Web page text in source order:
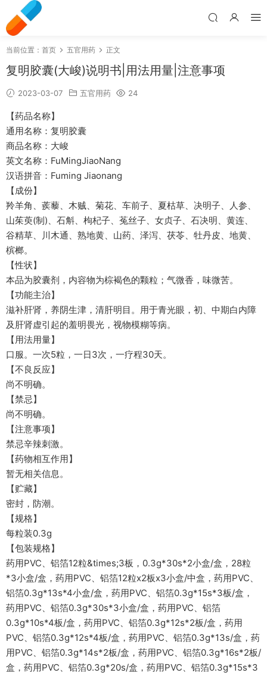
当前位置： 首页 五官用药 正文
复明胶囊(大峻)说明书|用法用量|注意事项
2023-03-07 五官用药 24
【药品名称】
通用名称：复明胶囊
商品名称：大峻
英文名称：FuMingJiaoNang
汉语拼音：Fuming Jiaonang
【成份】
羚羊角、蒺藜、木贼、菊花、车前子、夏枯草、决明子、人参、
山茱萸(制)、石斛、枸杞子、菟丝子、女贞子、石决明、黄连、
谷精草、川木通、熟地黄、山药、泽泻、茯苓、牡丹皮、地黄、
槟榔。
【性状】
本品为胶囊剂，内容物为棕褐色的颗粒；气微香，味微苦。
【功能主治】
滋补肝肾，养阴生津，清肝明目。用于青光眼，初、中期白内障
及肝肾虚引起的羞明畏光，视物模糊等病。
【用法用量】
口服。一次5粒，一日3次，一疗程30天。
【不良反应】
尚不明确。
【禁忌】
尚不明确。
【注意事项】
禁忌辛辣刺激。
【药物相互作用】
暂无相关信息。
【贮藏】
密封，防潮。
【规格】
每粒装0.3g
【包装规格】
药用PVC、铝箔12粒&times;3板，0.3g*30s*2小盒/盒，28粒
*3小盒/盒，药用PVC、铝箔12粒x2板x3小盒/中盒，药用PVC、
铝箔0.3g*13s*4小盒/盒，药用PVC、铝箔0.3g*15s*3板/盒，
药用PVC、铝箔0.3g*30s*3小盒/盒，药用PVC、铝箔
0.3g*10s*4板/盒，药用PVC、铝箔0.3g*12s*2板/盒，药用
PVC、铝箔0.3g*12s*4板/盒，药用PVC、铝箔0.3g*13s/盒，药
用PVC、铝箔0.3g*14s*2板/盒，药用PVC、铝箔0.3g*16s*2板/
盒，药用PVC、铝箔0.3g*20s/盒，药用PVC、铝箔0.3g*15s*3